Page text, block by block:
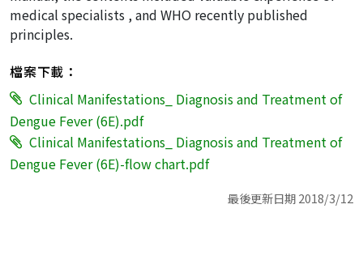
medical specialists , and WHO recently published
principles.
檔案下載：
Clinical Manifestations_ Diagnosis and Treatment of
Dengue Fever (6E).pdf
Clinical Manifestations_ Diagnosis and Treatment of
Dengue Fever (6E)-flow chart.pdf
最後更新日期 2018/3/12